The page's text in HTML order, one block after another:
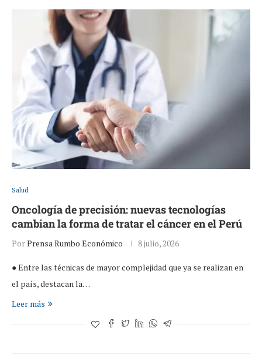
Salud
Oncología de precisión: nuevas tecnologías
cambian la forma de tratar el cáncer en el Perú
PorPrensa Rumbo Económico 8 julio, 2026
● Entre las técnicas de mayor complejidad que ya se realizan en
el país, destacan la…
Leer más